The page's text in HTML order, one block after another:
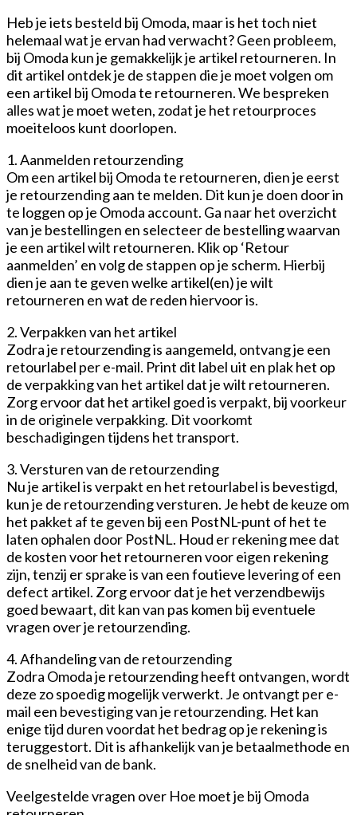
Heb je iets besteld bij Omoda, maar is het toch niet
helemaal wat je ervan had verwacht? Geen probleem,
bij Omoda kun je gemakkelijk je artikel retourneren. In
dit artikel ontdek je de stappen die je moet volgen om
een artikel bij Omoda te retourneren. We bespreken
alles wat je moet weten, zodat je het retourproces
moeiteloos kunt doorlopen.
1. Aanmelden retourzending
Om een artikel bij Omoda te retourneren, dien je eerst
je retourzending aan te melden. Dit kun je doen door in
te loggen op je Omoda account. Ga naar het overzicht
van je bestellingen en selecteer de bestelling waarvan
je een artikel wilt retourneren. Klik op ‘Retour
aanmelden’ en volg de stappen op je scherm. Hierbij
dien je aan te geven welke artikel(en) je wilt
retourneren en wat de reden hiervoor is.
2. Verpakken van het artikel
Zodra je retourzending is aangemeld, ontvang je een
retourlabel per e-mail. Print dit label uit en plak het op
de verpakking van het artikel dat je wilt retourneren.
Zorg ervoor dat het artikel goed is verpakt, bij voorkeur
in de originele verpakking. Dit voorkomt
beschadigingen tijdens het transport.
3. Versturen van de retourzending
Nu je artikel is verpakt en het retourlabel is bevestigd,
kun je de retourzending versturen. Je hebt de keuze om
het pakket af te geven bij een PostNL-punt of het te
laten ophalen door PostNL. Houd er rekening mee dat
de kosten voor het retourneren voor eigen rekening
zijn, tenzij er sprake is van een foutieve levering of een
defect artikel. Zorg ervoor dat je het verzendbewijs
goed bewaart, dit kan van pas komen bij eventuele
vragen over je retourzending.
4. Afhandeling van de retourzending
Zodra Omoda je retourzending heeft ontvangen, wordt
deze zo spoedig mogelijk verwerkt. Je ontvangt per e-
mail een bevestiging van je retourzending. Het kan
enige tijd duren voordat het bedrag op je rekening is
teruggestort. Dit is afhankelijk van je betaalmethode en
de snelheid van de bank.
Veelgestelde vragen over Hoe moet je bij Omoda